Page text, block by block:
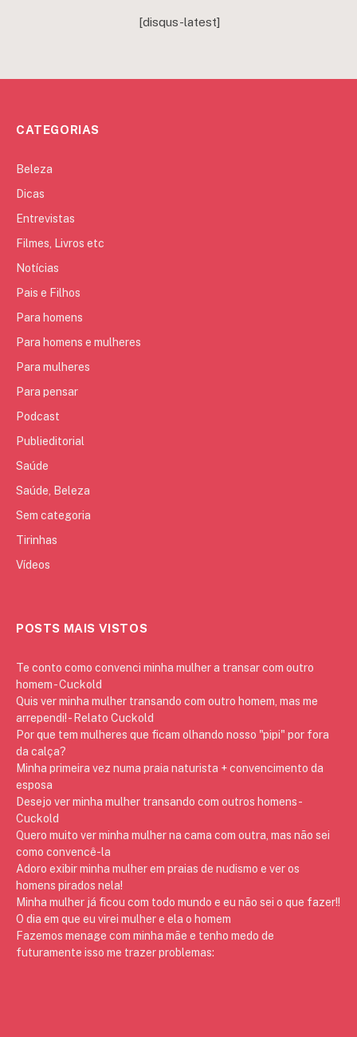
[disqus-latest]
CATEGORIAS
Beleza
Dicas
Entrevistas
Filmes, Livros etc
Notícias
Pais e Filhos
Para homens
Para homens e mulheres
Para mulheres
Para pensar
Podcast
Publieditorial
Saúde
Saúde, Beleza
Sem categoria
Tirinhas
Vídeos
POSTS MAIS VISTOS
Te conto como convenci minha mulher a transar com outro
homem - Cuckold
Quis ver minha mulher transando com outro homem, mas me
arrependi! - Relato Cuckold
Por que tem mulheres que ficam olhando nosso "pipi" por fora
da calça?
Minha primeira vez numa praia naturista + convencimento da
esposa
Desejo ver minha mulher transando com outros homens -
Cuckold
Quero muito ver minha mulher na cama com outra, mas não sei
como convencê-la
Adoro exibir minha mulher em praias de nudismo e ver os
homens pirados nela!
Minha mulher já ficou com todo mundo e eu não sei o que fazer!!
O dia em que eu virei mulher e ela o homem
Fazemos menage com minha mãe e tenho medo de
futuramente isso me trazer problemas: